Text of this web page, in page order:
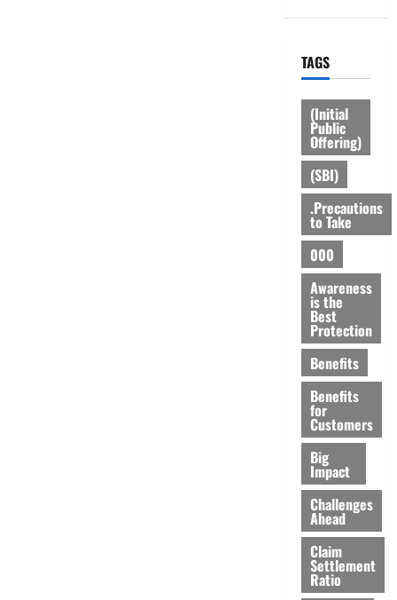
TAGS
(Initial
Public
Offering)
(SBI)
.Precautions
to Take
000
Awareness
is the
Best
Protection
Benefits
Benefits
for
Customers
Big
Impact
Challenges
Ahead
Claim
Settlement
Ratio